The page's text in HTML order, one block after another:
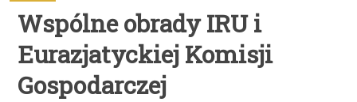
Wspólne obrady IRU i
Eurazjatyckiej Komisji
Gospodarczej